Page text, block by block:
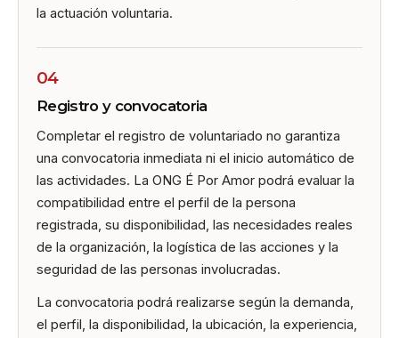
la actuación voluntaria.
04
Registro y convocatoria
Completar el registro de voluntariado no garantiza
una convocatoria inmediata ni el inicio automático de
las actividades. La ONG É Por Amor podrá evaluar la
compatibilidad entre el perfil de la persona
registrada, su disponibilidad, las necesidades reales
de la organización, la logística de las acciones y la
seguridad de las personas involucradas.
La convocatoria podrá realizarse según la demanda,
el perfil, la disponibilidad, la ubicación, la experiencia,